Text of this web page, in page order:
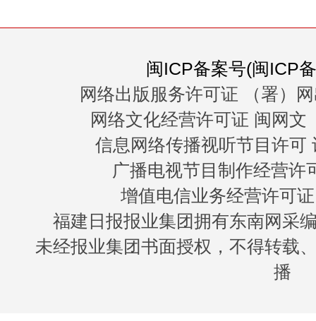
闽ICP备案号(闽ICP
网络出版服务许可证 （署）
网络文化经营许可证 闽网文
信息网络传播视听节目许可
广播电视节目制作经营许
增值电信业务经营许可
福建日报报业集团拥有东南网采
未经报业集团书面授权，不得转载
播